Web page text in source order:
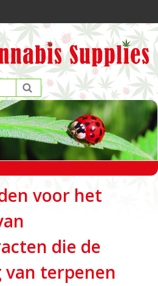
voor het
die de
terpenen